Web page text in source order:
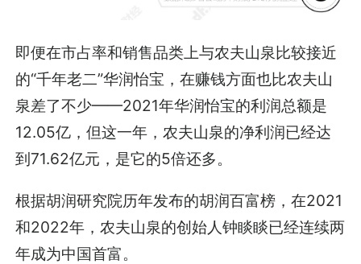
即便在市占率和销售品类上与农夫山泉比较接近
的“千年老二”华润怡宝，在赚钱方面也比农夫山
泉差了不少——2021年华润怡宝的利润总额是
12.05亿，但这一年，农夫山泉的净利润已经达
到71.62亿元，是它的5倍还多。
根据胡润研究院历年发布的胡润百富榜，在2021
和2022年，农夫山泉的创始人钟睒睒已经连续两
年成为中国首富。